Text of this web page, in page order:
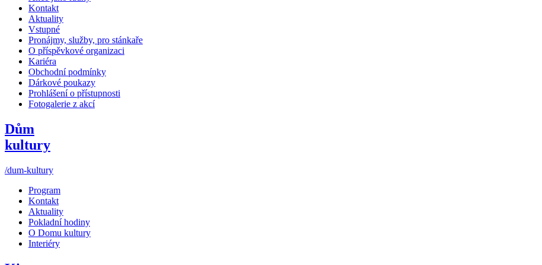
Kontakt
Aktuality
Vstupné
Pronájmy, služby, pro stánkaře
O příspěvkové organizaci
Kariéra
Obchodní podmínky
Dárkové poukazy
Prohlášení o přístupnosti
Fotogalerie z akcí
Dům
kultury
/dum-kultury
Program
Kontakt
Aktuality
Pokladní hodiny
O Domu kultury
Interiéry